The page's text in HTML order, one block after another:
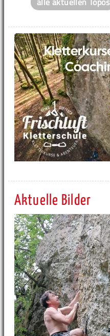
Aktuelle Bilder